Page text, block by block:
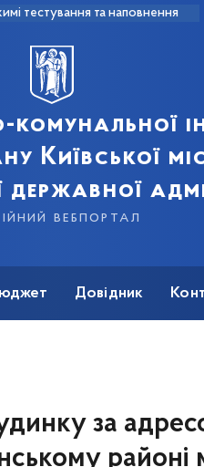
тестування та наповнення
Київської
державної
вебпортал
Довідник
за
районі